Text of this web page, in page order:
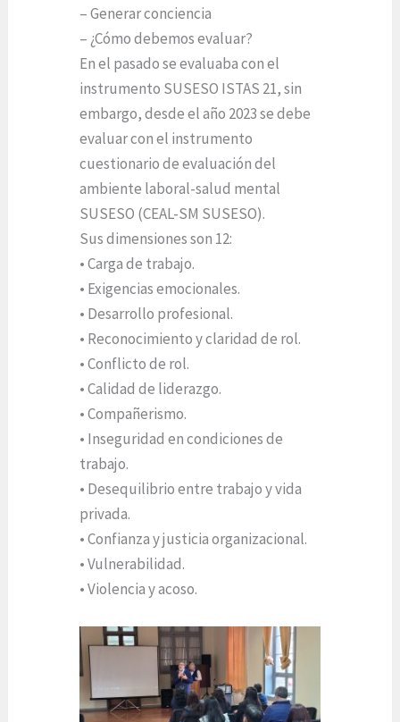
– Generar conciencia
– ¿Cómo debemos evaluar?
En el pasado se evaluaba con el
instrumento SUSESO ISTAS 21, sin
embargo, desde el año 2023 se debe
evaluar con el instrumento
cuestionario de evaluación del
ambiente laboral-salud mental
SUSESO (CEAL-SM SUSESO).
Sus dimensiones son 12:
• Carga de trabajo.
• Exigencias emocionales.
• Desarrollo profesional.
• Reconocimiento y claridad de rol.
• Conflicto de rol.
• Calidad de liderazgo.
• Compañerismo.
• Inseguridad en condiciones de
trabajo.
• Desequilibrio entre trabajo y vida
privada.
• Confianza y justicia organizacional.
• Vulnerabilidad.
• Violencia y acoso.